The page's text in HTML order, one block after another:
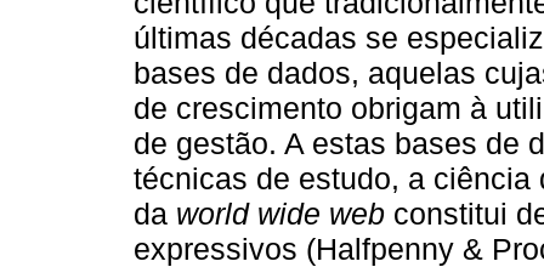
últimas décadas se
bases de dados, aquelas
de crescimento obrigam à
de gestão. A estas bases de
técnicas de estudo, a
da world wide web constitui
expressivos (Halfpenny &